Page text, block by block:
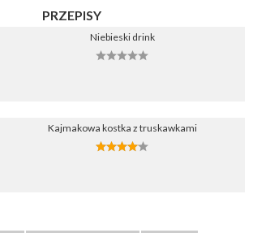
PRZEPISY
Niebieski drink
Kajmakowa kostka z truskawkami